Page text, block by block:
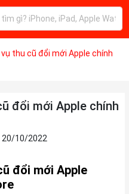
thu cũ đổi mới Apple chính
đổi mới Apple chính
20/10/2022
đổi mới Apple